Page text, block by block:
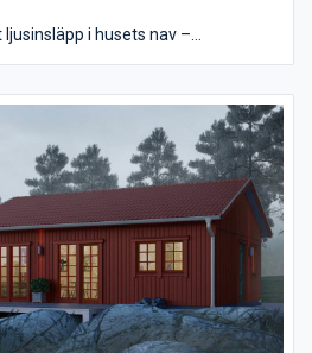
i husets nav –
med plats för dubbelsäng. Detta
Tre uteplatser är skyddade
glaspartierna på baksidan. I
för både matbord och soffa/fotöljer.
utomhus och passa på att välja till
extra gott att komma in.